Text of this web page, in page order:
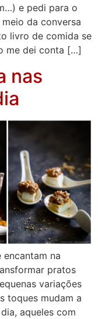
e pedi para o
da conversa
livro de comida se
me dei conta […]
nas
encantam na
pratos
variações
toques mudam a
aqueles com